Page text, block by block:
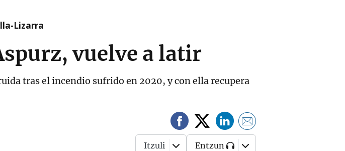
Lizarra
vuelve a latir
tras el incendio sufrido en 2020, y con ella recupera
Itzuli Entzun